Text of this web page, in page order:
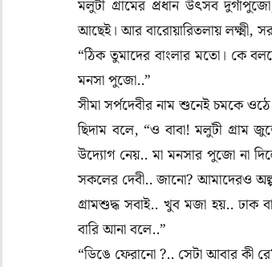
মলুটী গ্রামের প্রধান উৎসব
আছেই। আর বারোয়ারিতলায় লক্ষ্মী,
“ঠিক তুমাদের বাংলার মতো। কে
মনসা পুজো..”
সীমা সর্পদেবীর নাম শুনেই চমকে
ছিদাম বলে, “ও বাবা! মলুটী গ্রাম
উদ্যোগ নেয়.. মা মনসার পুজো না
সকলের দেবী.. জানো? আমাদেরও
গ্রামশুদ্ধ সবাই.. খুব মজা হয়.. ঢাক
বারি আনা বলে..”
“ডিঙে ফেরানো ?.. সেটা আবার কী